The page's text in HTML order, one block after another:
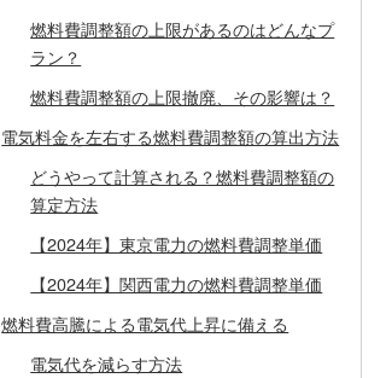
燃料費調整額の上限があるのはどんなプ
ラン？
燃料費調整額の上限撤廃、その影響は？
電気料金を左右する燃料費調整額の算出方法
どうやって計算される？燃料費調整額の
算定方法
【2024年】東京電力の燃料費調整単価
【2024年】関西電力の燃料費調整単価
燃料費高騰による電気代上昇に備える
電気代を減らす方法